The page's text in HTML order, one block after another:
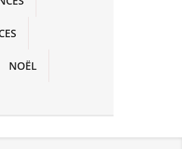
NOËL